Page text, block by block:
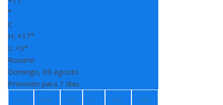
°
C
H: +17°
L: +3°
Rosario
Domingo, 09 Agosto
Previsión para 7 días
Lun
Mar
Mi
Ju
Vie Sáb